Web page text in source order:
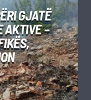
GJATË
AKTIVE –